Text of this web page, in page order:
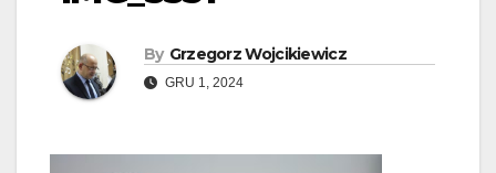
By Grzegorz Wojcikiewicz
GRU 1, 2024